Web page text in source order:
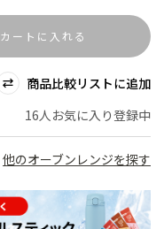
カートに入れる
商品比較リストに追加
16人お気に入り登録中
他のオーブンレンジを探す